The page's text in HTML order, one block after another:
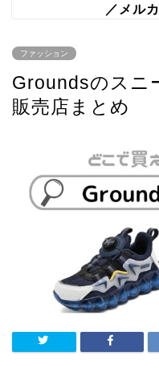
／メル
ファッション
Groundsのスニ
販売店まとめ